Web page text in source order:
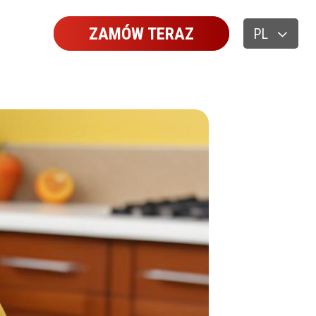
ZAMÓW TERAZ PL